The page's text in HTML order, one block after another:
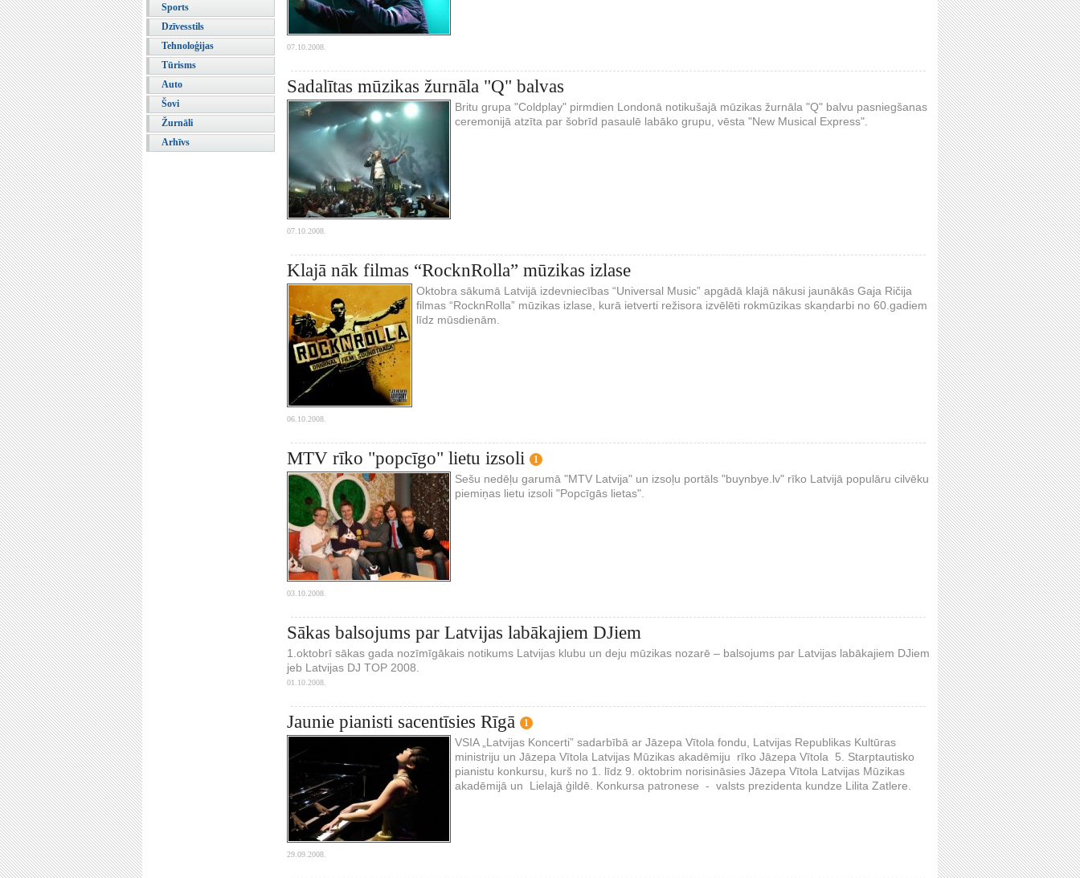
Sports
Dzīvesstils
Tehnoloģijas
Tūrisms
Auto
Šovi
Žurnāli
Arhīvs
07.10.2008.
Sadalītas mūzikas žurnāla "Q" balvas
Britu grupa "Coldplay" pirmdien Londonā notikušajā mūzikas žurnāla "Q" balvu pasniegšanas
ceremonijā atzīta par šobrīd pasaulē labāko grupu, vēsta "New Musical Express".
07.10.2008.
Klajā nāk filmas “RocknRolla” mūzikas izlase
Oktobra sākumā Latvijā izdevniecības “Universal Music” apgādā klajā nākusi jaunākās Gaja Ričija
filmas “RocknRolla” mūzikas izlase, kurā ietverti režisora izvēlēti rokmūzikas skaņdarbi no 60.gadiem
līdz mūsdienām.
06.10.2008.
MTV rīko "popcīgo" lietu izsoli 1
Sešu nedēļu garumā "MTV Latvija" un izsoļu portāls "buynbye.lv" rīko Latvijā populāru cilvēku
piemiņas lietu izsoli "Popcīgās lietas".
03.10.2008.
Sākas balsojums par Latvijas labākajiem DJiem
1.oktobrī sākas gada nozīmīgākais notikums Latvijas klubu un deju mūzikas nozarē – balsojums par Latvijas labākajiem DJiem
jeb Latvijas DJ TOP 2008.
01.10.2008.
Jaunie pianisti sacentīsies Rīgā 1
VSIA „Latvijas Koncerti” sadarbībā ar Jāzepa Vītola fondu, Latvijas Republikas Kultūras
ministriju un Jāzepa Vītola Latvijas Mūzikas akadēmiju rīko Jāzepa Vītola 5. Starptautisko
pianistu konkursu, kurš no 1. līdz 9. oktobrim norisināsies Jāzepa Vītola Latvijas Mūzikas
akadēmijā un Lielajā ģildē. Konkursa patronese - valsts prezidenta kundze Lilita Zatlere.
29.09.2008.